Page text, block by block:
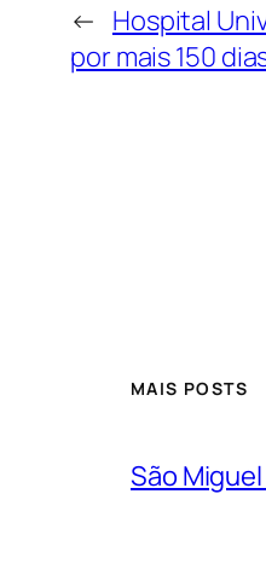
← Hospital
por mais 150
MAIS POSTS
São